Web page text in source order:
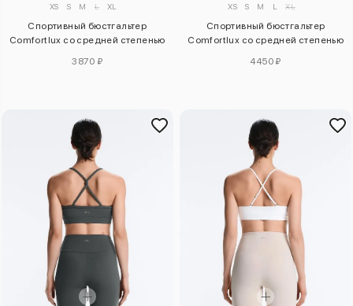
XS S M L XL
Спортивный бюстгальтер
Comfortlux со средней степенью
3870 ₽
XS S M L XL
Спортивный бюстгальтер
Comfortlux со средней степенью
4450 ₽